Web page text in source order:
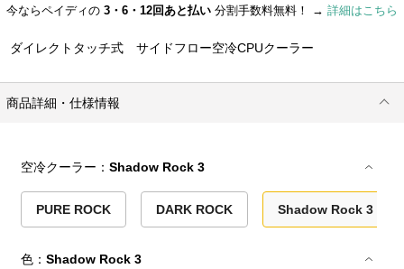
今ならペイディの 3・6・12回あと払い 分割手数料無料！ → 詳細はこちら
ダイレクトタッチ式 サイドフロー空冷CPUクーラー
商品詳細・仕様情報
空冷クーラー：Shadow Rock 3
PURE ROCK DARK ROCK Shadow Rock 3
色：Shadow Rock 3